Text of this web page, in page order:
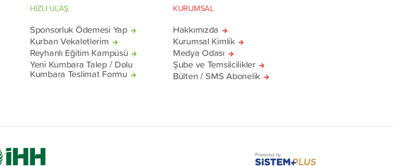
HIZLI ULAŞ
Sponsorluk Ödemesi Yap
Kurban Vekaletlerim
Reyhanlı Eğitim Kampüsü
Yeni Kumbara Talep / Dolu
Kumbara Teslimat Formu
KURUMSAL
Hakkımızda
Kurumsal Kimlik
Medya Odası
Şube ve Temsilcilikler
Bülten / SMS Abonelik
Powered by